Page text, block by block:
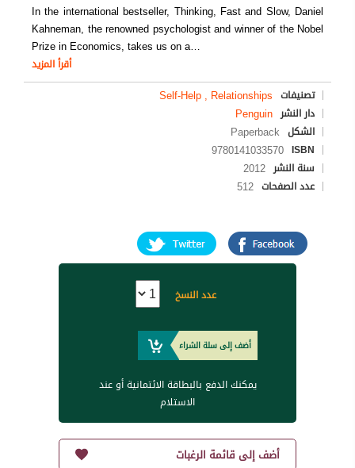
In the international bestseller, Thinking, Fast and Slow, Daniel
Kahneman, the renowned psychologist and winner of the Nobel
Prize in Economics, takes us on a…
أقرأ المزيد
تصنيفات Self-Help , Relationships
دار النشر Penguin
الشكل Paperback
ISBN
9780141033570
سنة النشر 2012
عدد الصفحات 512
عدد النسخ
أضف إلى سلة الشراء
يمكنك الدفع بالبطاقة الائتمانية أو عند
الاستلام
أضف إلى قائمة الرغبات